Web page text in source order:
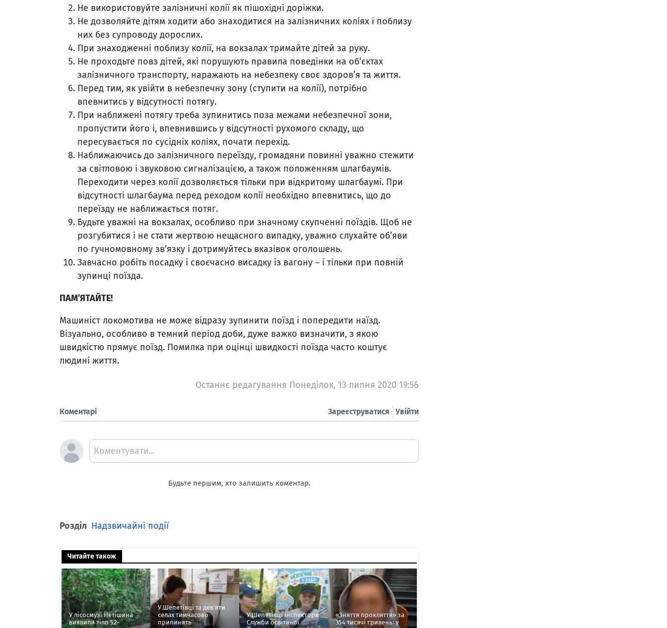
Не використовуйте залізничні колії як пішохідні доріжки.
Не дозволяйте дітям ходити або знаходитися на залізничних коліях і поблизу
них без супроводу дорослих.
При знаходженні поблизу колії, на вокзалах тримайте дітей за руку.
Не проходьте повз дітей, які порушують правила поведінки на об’єктах
залізничного транспорту, наражають на небезпеку своє здоров’я та життя.
Перед тим, як увійти в небезпечну зону (ступити на колії), потрібно
впевнитись у відсутності потягу.
При наближені потягу треба зупинитись поза межами небезпечної зони,
пропустити його і, впевнившись у відсутності рухомого складу, що
пересувається по сусідніх коліях, почати перехід.
Наближаючись до залізничного переїзду, громадяни повинні уважно стежити
за світловою і звуковою сигналізацією, а також положенням шлагбаумів.
Переходити через колії дозволяється тільки при відкритому шлагбаумі. При
відсутності шлагбаума перед реходом колії необхідно впевнитись, що до
переїзду не наближається потяг.
Будьте уважні на вокзалах, особливо при значному скупченні поїздів. Щоб не
розгубитися і не стати жертвою нещасного випадку, уважно слухайте об’яви
по гучномовному зв’язку і дотримуйтесь вказівок оголошень.
Завчасно робіть посадку і своєчасно висадку із вагону – і тільки при повній
зупинці поїзда.
ПАМ’ЯТАЙТЕ!
Машиніст локомотива не може відразу зупинити поїзд і попередити наїзд.
Візуально, особливо в темний період доби, дуже важко визначити, з якою
швидкістю прямує поїзд. Помилка при оцінці швидкості поїзда часто коштує
людині життя.
Останнє редагування Понеділок, 13 липня 2020 19:56
Коментарі Увійти
Зареєструватися
Коментувати...
Будьте першим, хто залишить коментар.
Розділ Надзвичайні події
Читайте також
У лісосмузі Нетішина
виявили тіло 52-
У Шепетівці та дев'яти
селах тимчасово
припинять
У Шепетівці інспектори
Служби освітньої
«Зняття прокляття» за
354 тисячі гривень: у